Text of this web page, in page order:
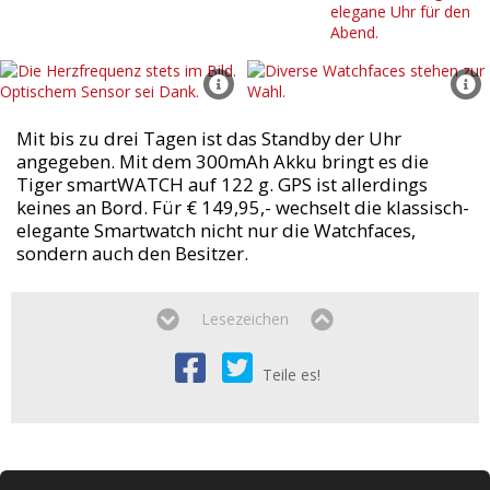
Mit bis zu drei Tagen ist das Standby der Uhr
angegeben. Mit dem 300mAh Akku bringt es die
Tiger smartWATCH auf 122 g. GPS ist allerdings
keines an Bord. Für € 149,95,- wechselt die klassisch-
elegante Smartwatch nicht nur die Watchfaces,
sondern auch den Besitzer.
Lesezeichen
Teile es!